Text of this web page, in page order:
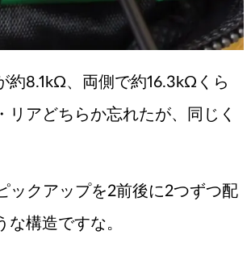
約8.1kΩ、両側で約16.3kΩくら
リアどちらか忘れたが、同じく
ックアップを2前後に2つずつ配
な構造ですな。